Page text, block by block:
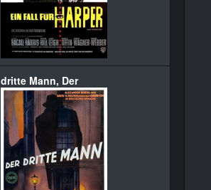
dritte Mann, Der